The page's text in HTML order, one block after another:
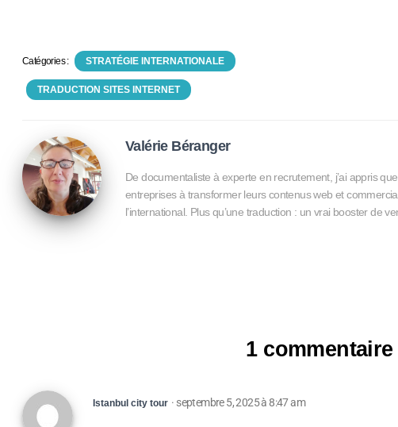
Catégories : STRATÉGIE INTERNATIONALE
TRADUCTION SITES INTERNET
Valérie Béranger
De documentaliste à experte en recrutement, j’ai appris
entreprises à transformer leurs contenus web et
l’international. Plus qu’une traduction : un vrai booster de
1 commentaire
Istanbul city tour · septembre 5, 2025 à 8:47 am